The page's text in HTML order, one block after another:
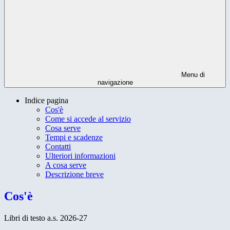
Menu di
navigazione
Indice pagina
Cos'è
Come si accede al servizio
Cosa serve
Tempi e scadenze
Contatti
Ulteriori informazioni
A cosa serve
Descrizione breve
Cos'è
Libri di testo a.s. 2026-27